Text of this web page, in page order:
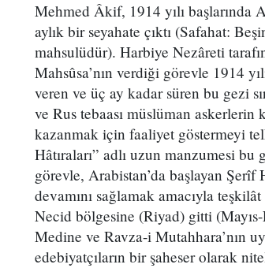
Mehmed Âkif, 1914 yılı başlarında
aylık bir seyahate çıktı (Safahat:
mahsulüdür). Harbiye Nezâreti
Mahsûsa’nın verdiği görevle 1914
veren ve üç ay kadar süren bu gezi
ve Rus tebaası müslüman askerlerin
kazanmak için faaliyet göstermeyi
Hâtıraları” adlı uzun manzumesi
görevle, Arabistan’da başlayan Şerîf
devamını sağlamak amacıyla
Necid bölgesine (Riyad) gitti
Medine ve Ravza-i Mutahhara’nın
edebiyatçıların bir şaheser olarak